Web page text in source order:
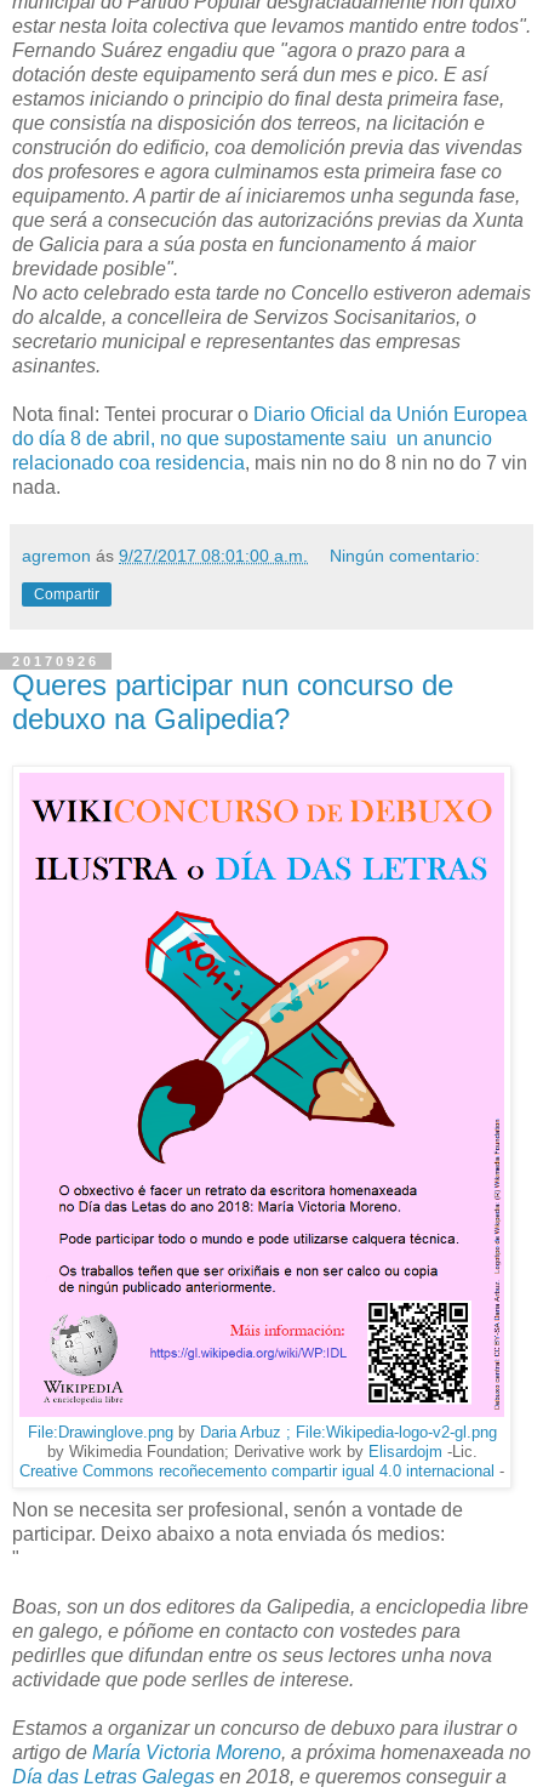
estar nesta loita colectiva que levamos mantido entre todos".
Fernando Suárez engadiu que "agora o prazo para a
dotación deste equipamento será dun mes e pico. E así
estamos iniciando o principio do final desta primeira fase,
que consistía na disposición dos terreos, na licitación e
construción do edificio, coa demolición previa das vivendas
dos profesores e agora culminamos esta primeira fase co
equipamento. A partir de aí iniciaremos unha segunda fase,
que será a consecución das autorizacións previas da Xunta
de Galicia para a súa posta en funcionamento á maior
brevidade posible".
No acto celebrado esta tarde no Concello estiveron ademais
do alcalde, a concelleira de Servizos Socisanitarios, o
secretario municipal e representantes das empresas
asinantes.
Nota final: Tentei procurar o Diario Oficial da Unión Europea
do día 8 de abril, no que supostamente saiu un anuncio
relacionado coa residencia, mais nin no do 8 nin no do 7 vin
nada.
agremon ás 9/27/2017 08:01:00 a.m. Ningún comentario:
Compartir
20170926
Queres participar nun concurso de
debuxo na Galipedia?
File:Drawinglove.pngby Daria Arbuz ; File:Wikipedia-logo-v2-gl.png
by Wikimedia Foundation; Derivative work by Elisardojm -Lic.
Creative Commons recoñecemento compartir igual 4.0 internacional -
Non se necesita ser profesional, senón a vontade de
participar. Deixo abaixo a nota enviada ós medios:
"
Boas, son un dos editores da Galipedia, a enciclopedia libre
en galego, e póñome en contacto con vostedes para
pedirlles que difundan entre os seus lectores unha nova
actividade que pode serlles de interese.
Estamos a organizar un concurso de debuxo para ilustraro
artigo de María Victoria Moreno, a próxima homenaxeada no
Día das Letras Galegas en 2018, e queremos conseguir a